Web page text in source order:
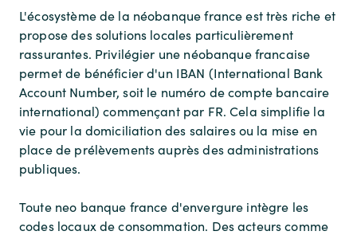
L'écosystème de la néobanque france est très riche et
propose des solutions locales particulièrement
rassurantes. Privilégier une néobanque francaise
permet de bénéficier d'un IBAN (International Bank
Account Number, soit le numéro de compte bancaire
international) commençant par FR. Cela simplifie la
vie pour la domiciliation des salaires ou la mise en
place de prélèvements auprès des administrations
publiques.
Toute neo banque france d'envergure intègre les
codes locaux de consommation. Des acteurs comme